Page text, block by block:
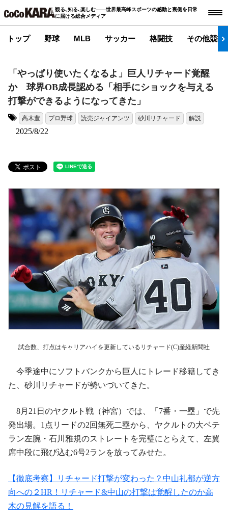
観る､知る､楽しむ――世界最高峰スポーツの感動と裏側を日常
に届ける総合メディア
トップ 野球 MLB サッカー 格闘技 その他競技
「やっぱり使いたくなるよ」巨人リチャード覚醒
か 球界OB成長認める「相手にショックを与える
打撃ができるようになってきた」
高木豊 プロ野球 読売ジャイアンツ 砂川リチャード 解説
2025/8/22
試合数、打点はキャリアハイを更新しているリチャード(C)産経新聞社
今季途中にソフトバンクから巨人にトレード移籍してき
た、砂川リチャードが勢いづいてきた。
8月21日のヤクルト戦（神宮）では、「7番・一塁」で先
発出場。1点リードの2回無死二塁から、ヤクルトの大ベテ
ラン左腕・石川雅規のストレートを完璧にとらえて、左翼
席中段に飛び込む6号2ランを放ってみせた。
【徹底考察】リチャード打撃が変わった？中山礼都が逆方
向への２HR！リチャード&中山の打撃は覚醒したのか高
木の見解を語る！